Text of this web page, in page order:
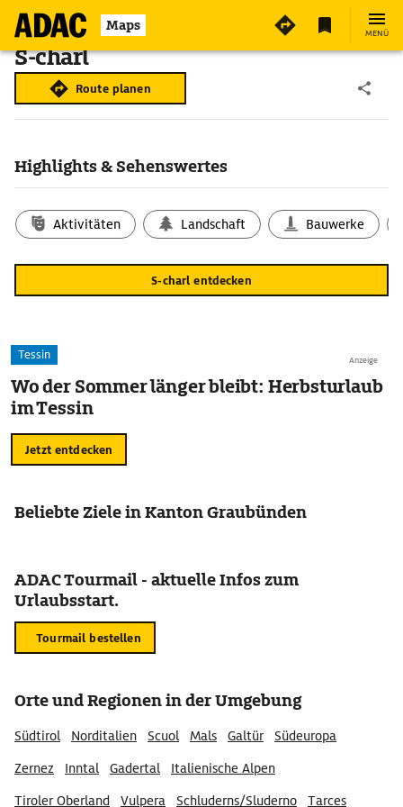
Maps MENÜ
S-charl
Route planen
Highlights & Sehenswertes
Aktivitäten Landschaft Bauwerke
S-charl entdecken
Anzeige
Tessin
Wo der Sommer länger bleibt: Herbsturlaub
im Tessin
Jetzt entdecken
Beliebte Ziele in Kanton Graubünden
ADAC Tourmail - aktuelle Infos zum
Urlaubsstart.
Tourmail bestellen
Orte und Regionen in der Umgebung
Südtirol Norditalien Scuol Mals Galtür
Südeuropa
Zernez
Inntal Gadertal
Italienische Alpen
Tiroler Oberland
Vulpera Schluderns/Sluderno Tarces